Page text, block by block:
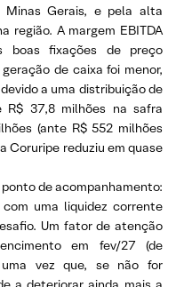
Minas Gerais, e pela alta
região. A margem EBITDA
boas fixações de preço
de caixa foi menor,
a uma distribuição de
R$ 37,8 milhões na safra
(ante R$ 552 milhões
Coruripe reduziu em quase
de acompanhamento:
uma liquidez corrente
Um fator de atenção
em fev/27 (de
uma vez que, se não for